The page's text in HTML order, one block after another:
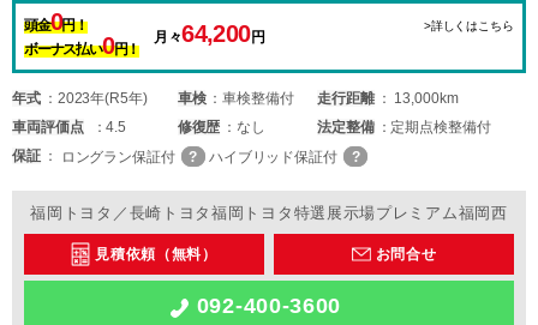
頭金0円！
ボーナス払い0円！
月々64,200円
>詳しくはこちら
年式 2023年(R5年) 車検 車検整備付 走行距離
13,000km
車両評価点 4.5 修復歴 なし 法定整備
定期点検整備付
保証
ロングラン保証付 ハイブリッド保証付
福岡トヨタ／長崎トヨタ福岡トヨタ特選展示場プレミアム福岡西
見積依頼（無料） お問合せ
092-400-3600